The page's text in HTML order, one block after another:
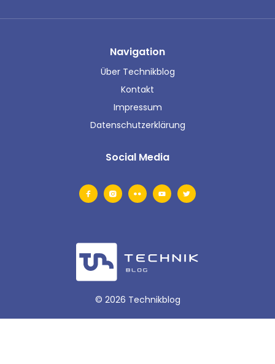
© 2026 Technikblog
Navigation
Über Technikblog
Kontakt
Impressum
Datenschutzerklärung
Social Media